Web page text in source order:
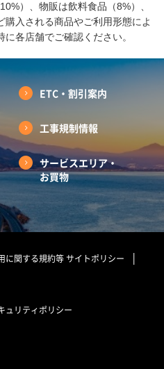
）、物販は飲料食品（8%）、
入される商品やご利用形態によ
各店舗でご確認ください。
ETC・割引案内
工事規制情報
サービスエリア・
お買物
に関する規約等サイトポリシー
ュリティポリシー